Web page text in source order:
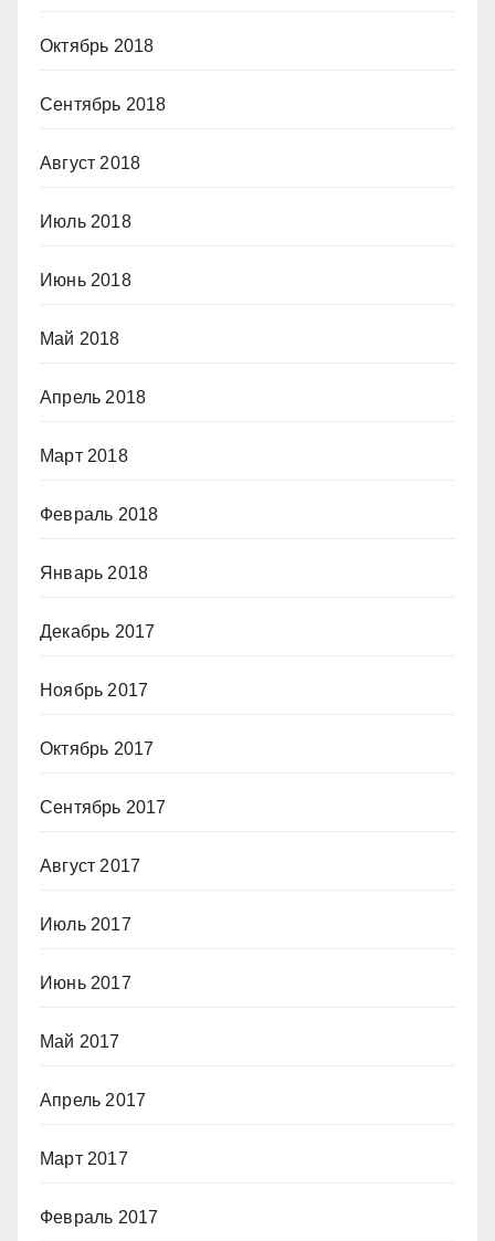
Октябрь 2018
Сентябрь 2018
Август 2018
Июль 2018
Июнь 2018
Май 2018
Апрель 2018
Март 2018
Февраль 2018
Январь 2018
Декабрь 2017
Ноябрь 2017
Октябрь 2017
Сентябрь 2017
Август 2017
Июль 2017
Июнь 2017
Май 2017
Апрель 2017
Март 2017
Февраль 2017